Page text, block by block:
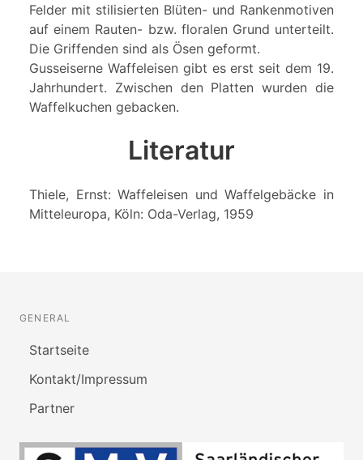
Felder mit stilisierten Blüten- und Rankenmotiven
auf einem Rauten- bzw. floralen Grund unterteilt.
Die Griffenden sind als Ösen geformt.
Gusseiserne Waffeleisen gibt es erst seit dem 19.
Jahrhundert. Zwischen den Platten wurden die
Waffelkuchen gebacken.
Literatur
Thiele, Ernst: Waffeleisen und Waffelgebäcke in
Mitteleuropa, Köln: Oda-Verlag, 1959
GENERAL
Startseite
Kontakt/Impressum
Partner